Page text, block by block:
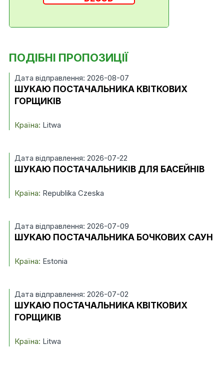
ПОДІБНІ ПРОПОЗИЦІЇ
Дата відправлення: 2026-08-07
ШУКАЮ ПОСТАЧАЛЬНИКА КВІТКОВИХ
ГОРЩИКІВ
Країна: Litwa
Дата відправлення: 2026-07-22
ШУКАЮ ПОСТАЧАЛЬНИКІВ ДЛЯ БАСЕЙНІВ
Країна: Republika Czeska
Дата відправлення: 2026-07-09
ШУКАЮ ПОСТАЧАЛЬНИКА БОЧКОВИХ САУН
Країна: Estonia
Дата відправлення: 2026-07-02
ШУКАЮ ПОСТАЧАЛЬНИКА КВІТКОВИХ
ГОРЩИКІВ
Країна: Litwa